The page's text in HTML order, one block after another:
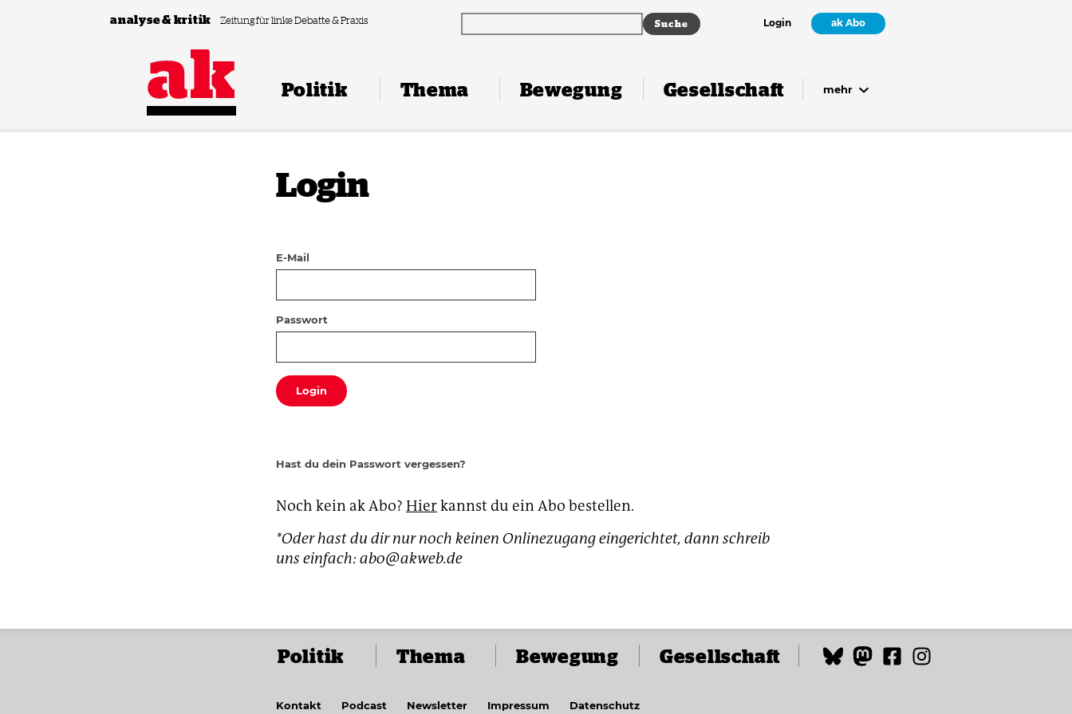
Zum Inhalt springen
analyse & kritik Zeitung für linke Debatte & Praxis Login ak Abo
Politik Thema Bewegung Gesellschaft mehr
Login
E-Mail
Passwort
Login
Hast du dein Passwort vergessen?
Noch kein ak Abo? Hierkannst du ein Abo bestellen.
*Oder hast du dir nur noch keinen Onlinezugang eingerichtet, dann schreib
uns einfach: abo@akweb.de
Politik Thema Bewegung Gesellschaft
Kontakt Podcast Newsletter Impressum Datenschutz